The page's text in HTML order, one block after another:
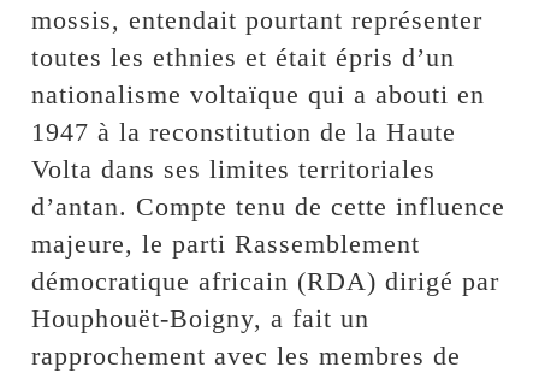
mossis, entendait pourtant représenter
toutes les ethnies et était épris d’un
nationalisme voltaïque qui a abouti en
1947 à la reconstitution de la Haute
Volta dans ses limites territoriales
d’antan. Compte tenu de cette influence
majeure, le parti Rassemblement
démocratique africain (RDA) dirigé par
Houphouët-Boigny, a fait un
rapprochement avec les membres de